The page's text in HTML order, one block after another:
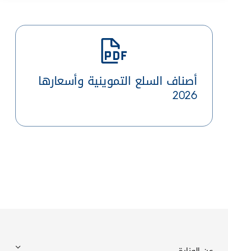
أصناف السلع التموينية وأسعارها
2026